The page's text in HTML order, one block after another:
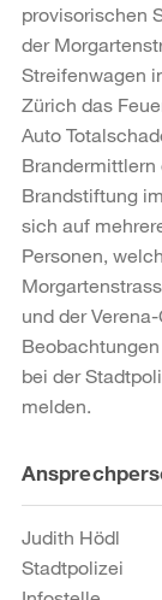
provisorischen
der
Streifenwagen
Zürich das
Auto
Brandstiftung
sich auf
Personen,
und der
bei der
melden.
Weitere
Judith Hödl
Stadtpolizei